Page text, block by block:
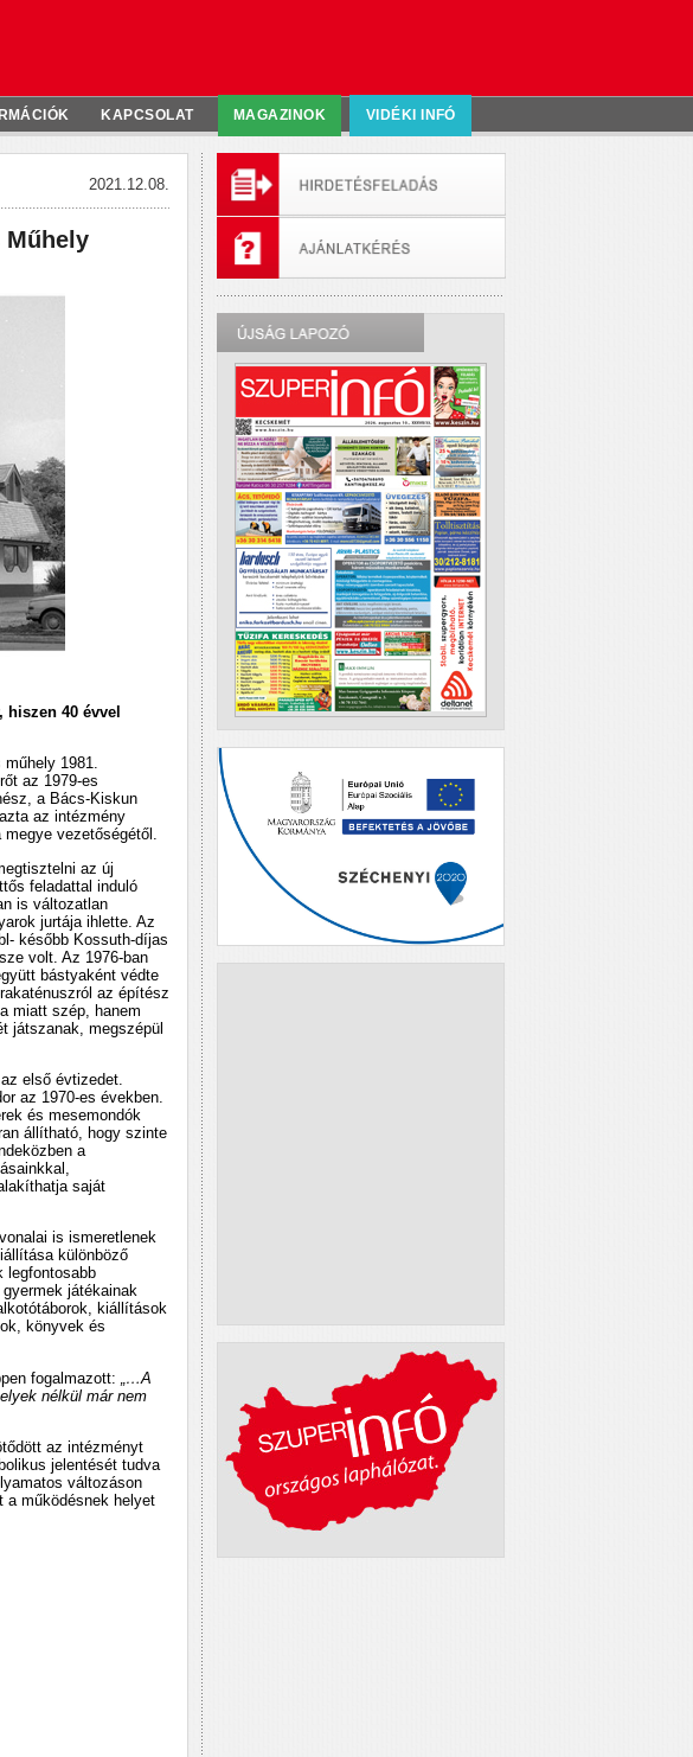
KAPCSOLAT MAGAZINOK VIDÉKI INFÓ
2021.12.08.
Műhely
40 évvel
1981.
az 1979-es
a Bács-Kiskun
az intézmény
vezetőségétől.
az új
feladattal induló
is változatlan
jurtája ihlette. Az
később Kossuth-díjas
volt. Az 1976-ban
bástyaként védte
az építész
miatt szép, hanem
játszanak, megszépül
első évtizedet.
az 1970-es években.
és mesemondók
állítható, hogy szinte
a
saját
is ismeretlenek
különböző
legfontosabb
játékainak
kiállítások
könyvek és
fogalmazott:
„…A
nélkül már nem
az intézményt
jelentését tudva
változáson
a működésnek helyet